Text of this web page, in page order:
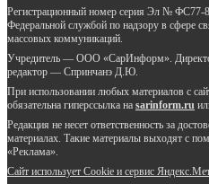
Регистрационный номер серия Эл № ФС77-
Федеральной службой по надзору в сфере
массовых коммуникаций.
Учредитель — ООО «СарИнформ».
редактор — Спринчанэ Д.Ю.
При использовании любых материалов с
обязательна гиперссылка на sarinform.ru
Редакция не несет ответственность за
материалах. Такие материалы выходят с
«Реклама».
Сайт использует Cookie и сервиc